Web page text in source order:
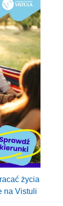
życia
na Vistuli